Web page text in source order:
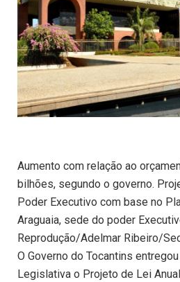
Aumento com relação ao
bilhões, segundo o governo.
Poder Executivo com base no
Araguaia, sede do poder
Reprodução/Adelmar Ribeiro/
O Governo do Tocantins
Legislativa o Projeto de Lei